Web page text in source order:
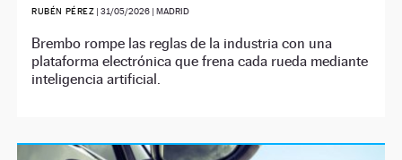
RUBÉN PÉREZ |31/05/2026 | MADRID
Brembo rompe las reglas de la industria con una
plataforma electrónica que frena cada rueda mediante
inteligencia artificial.